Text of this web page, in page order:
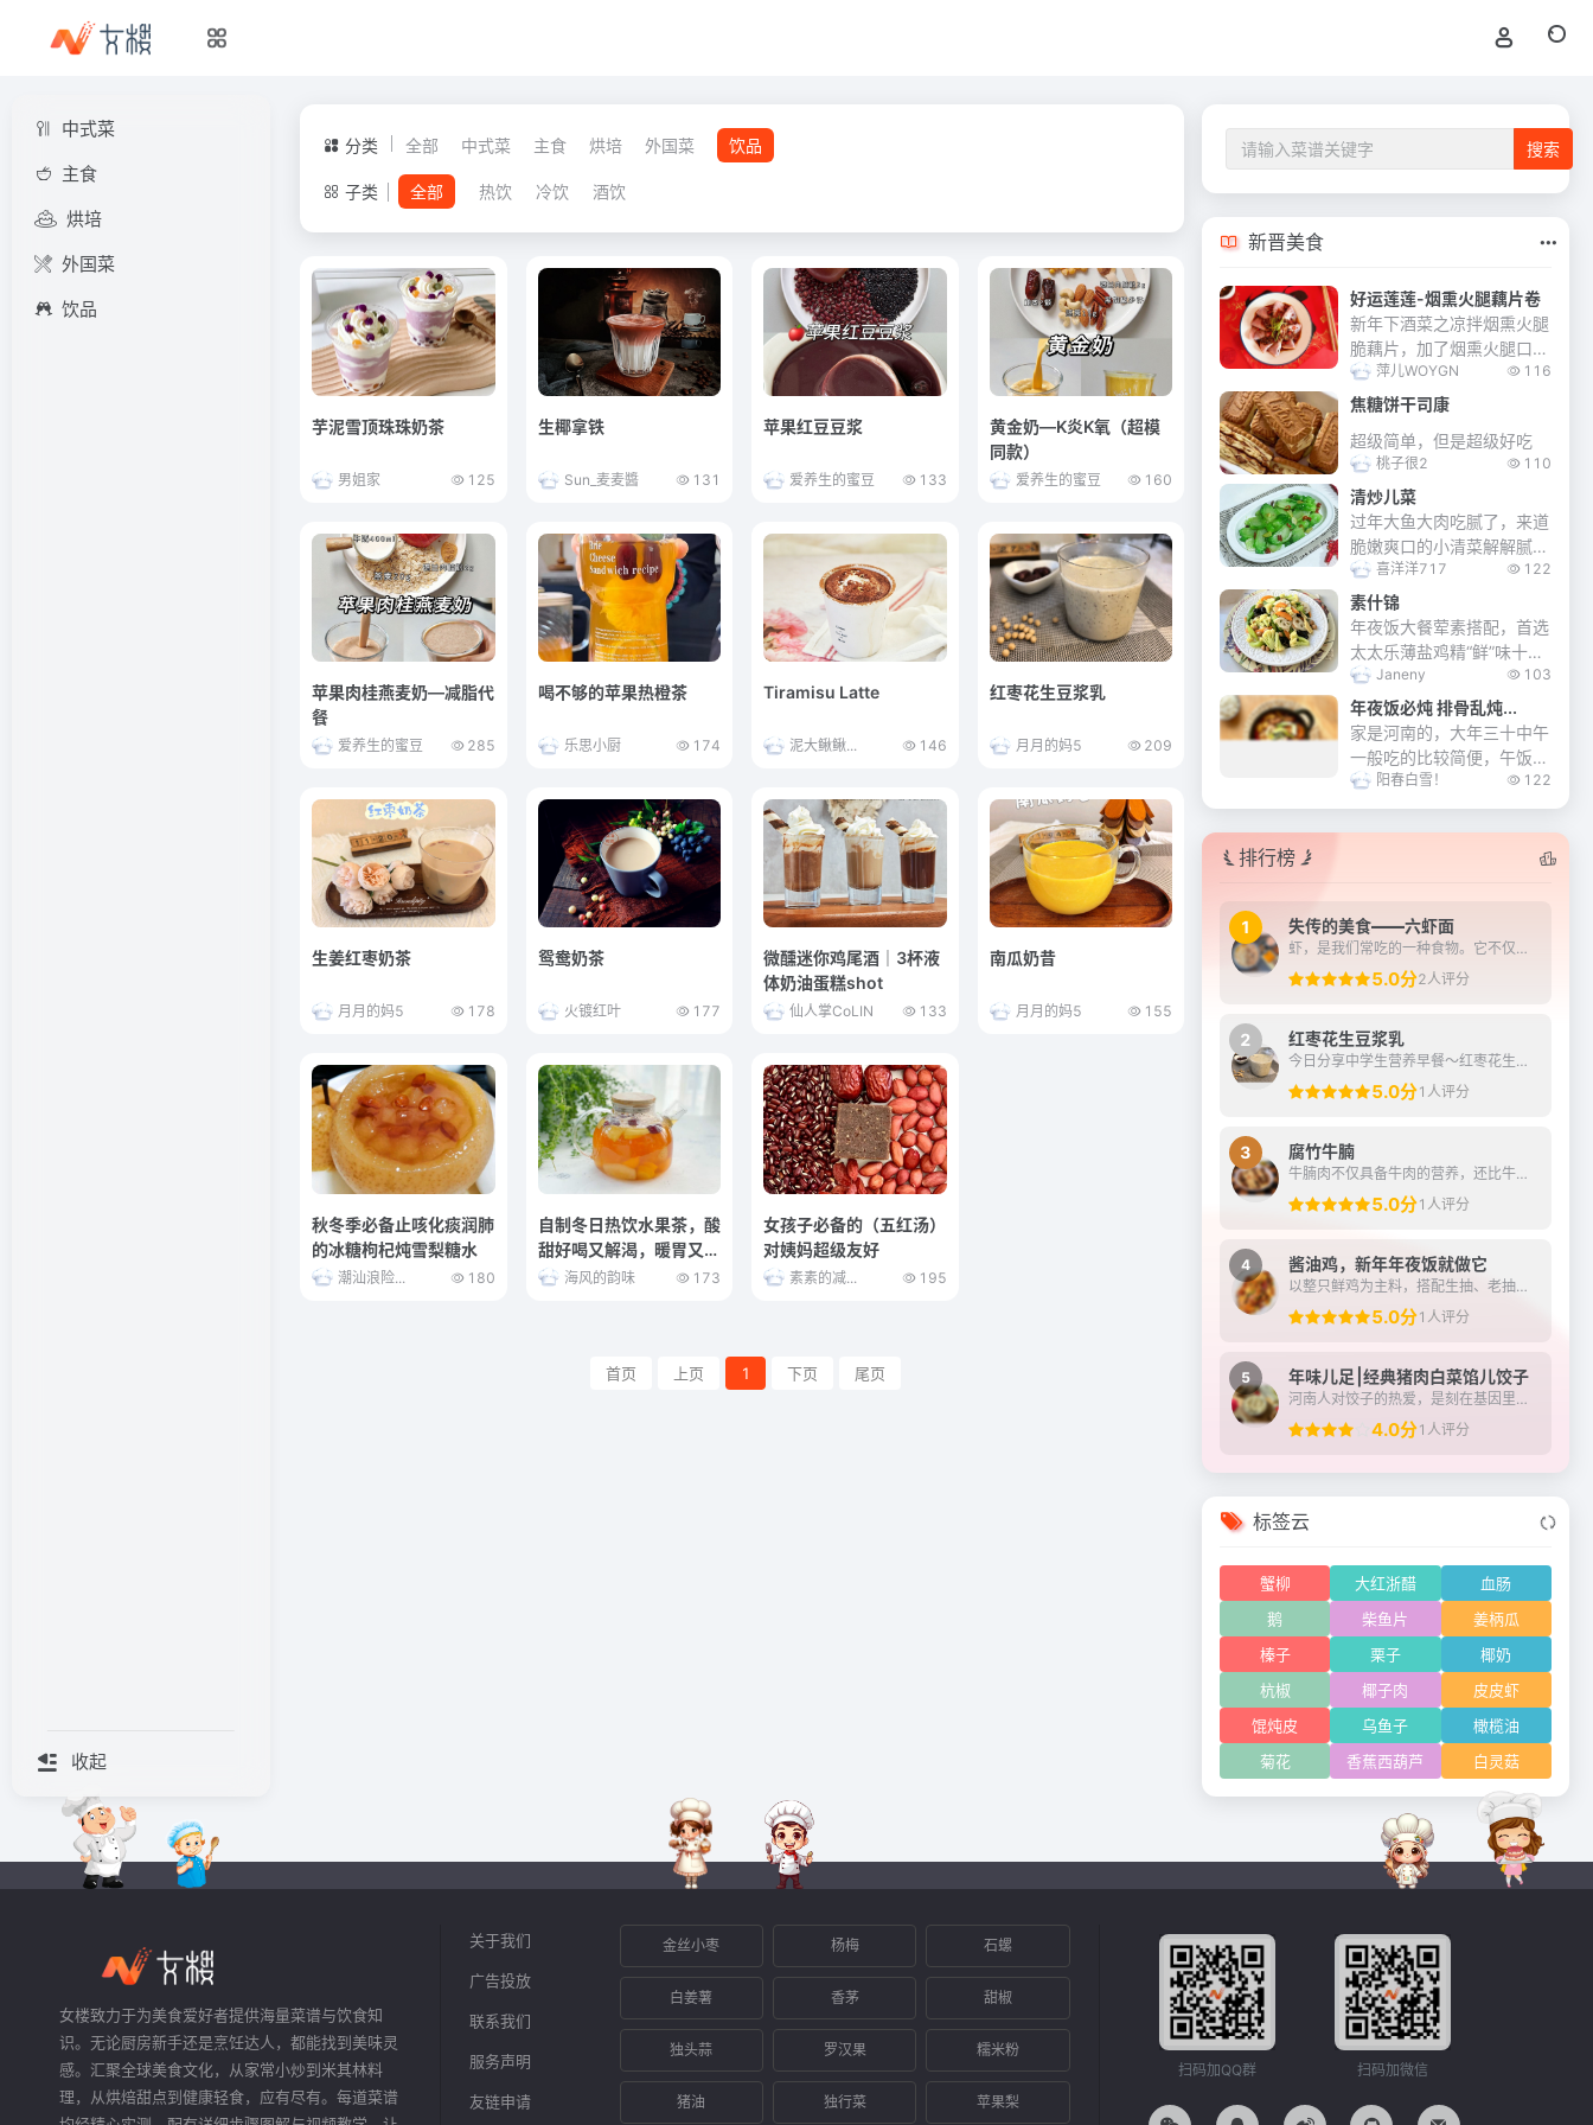
中式菜
主食
烘培
外国菜
饮品
收起
分类 全部 中式菜 主食 烘培 外国菜 饮品
子类 全部 热饮 冷饮 酒饮
芋泥雪顶珠珠奶茶
男姐家 125
生椰拿铁
Sun_麦麦醬 131
苹果红豆豆浆
爱养生的蜜豆 133
黄金奶—K炎K氧（超模
同款）
爱养生的蜜豆 160
苹果肉桂燕麦奶—减脂代
餐
爱养生的蜜豆 285
喝不够的苹果热橙茶
乐思小厨 174
Tiramisu Latte
泥大鳅鳅... 146
红枣花生豆浆乳
月月的妈5 209
生姜红枣奶茶
月月的妈5 178
鸳鸯奶茶
火镀红叶 177
微醺迷你鸡尾酒｜3杯液
体奶油蛋糕shot
仙人掌CoLIN 133
南瓜奶昔
月月的妈5 155
秋冬季必备止咳化痰润肺
的冰糖枸杞炖雪梨糖水
潮汕浪险... 180
自制冬日热饮水果茶，酸
甜好喝又解渴，暖胃又健
康
海风的韵味 173
女孩子必备的（五红汤）
对姨妈超级友好
素素的减... 195
首页 上页 1 下页 尾页
新晋美食
好运莲莲-烟熏火腿藕片卷
新年下酒菜之凉拌烟熏火腿
脆藕片，加了烟熏火腿口感
更佳丰富。 提前祝大家新
年快乐！好运连连！
萍儿WOYGN 116
焦糖饼干司康
超级简单，但是超级好吃
桃子很2 110
清炒儿菜
过年大鱼大肉吃腻了，来道
脆嫩爽口的小清菜解解腻。
脆而不柴，口感清脆，太美
味了。
喜洋洋717 122
素什锦
年夜饭大餐荤素搭配，首选
太太乐薄盐鸡精“鲜”味十
足。素什锦餐桌必备素菜之
一…素什锦菜非常美味，由
许多不同品种的蔬菜，水沸
川烫至熟。统一在锅里煸炒
一下，烩在一起，加...
Janeny 103
年夜饭必炖 排骨乱炖...
家是河南的，大年三十中午
一般吃的比较简便，午饭后
开始备馅包饺子，热凉菜等
年夜饭，我们家喜欢三十的
中午炖一锅菜，有肉有素，
咕嘟咕嘟一大锅，配上大米
阳春白雪！ 122
排行榜
1 失传的美食——六虾面
虾，是我们常吃的一种食物。它不仅肉质鲜美，而且富含多种营养物质，对人体健康十分有益。正因为这样，诞生了许多虾类的美食。在《苏州往事》中记载了一道美味但又制作过程复...
5.0分2人评分
2 红枣花生豆浆乳
今日分享中学生营养早餐～红枣花生豆浆乳搭配炼奶蘸油条，有雀巢鹰唛炼奶加持，早餐的浓香与酥脆瞬间升华！
5.0分1人评分
3 腐竹牛腩
牛腩肉不仅具备牛肉的营养，还比牛肉的口感更好，牛腩的筋膜多，炖煮之后更容易吸收汤汁的香味，跟腐竹组合相得益彰，互相补充，腐竹中也可以充分吸饱牛腩的汤汁，多吃不仅能...
5.0分1人评分
4 酱油鸡，新年年夜饭就做它
以整只鲜鸡为主料，搭配生抽、老抽、冰糖及姜葱等调料制成。
5.0分1人评分
5 年味儿足⎮经典猪肉白菜馅儿饺子
河南人对饺子的热爱，是刻在基因里的家乡味、团圆的仪式感……平常宴客节气，民俗节日都会包饺子（不只是吃饺子，但是必不可少）大年三十“守岁”吃，初一早晨吃，取“更岁交...
4.0分1人评分
标签云
蟹柳 大红浙醋
血肠
鹅
柴鱼片
姜柄瓜
榛子
栗子
椰奶
杭椒
椰子肉
皮皮虾
馄炖皮
乌鱼子
橄榄油
菊花
香蕉西葫芦 白灵菇
女楼致力于为美食爱好者提供海量菜谱与饮食知
识。无论厨房新手还是烹饪达人，都能找到美味灵
感。汇聚全球美食文化，从家常小炒到米其林料
理，从烘焙甜点到健康轻食，应有尽有。每道菜谱
关于我们
广告投放
联系我们
服务声明
友链申请
金丝小枣 杨梅 石螺
白姜薯 香茅 甜椒
独头蒜 罗汉果 糯米粉
猪油 独行菜 苹果梨
扫码加QQ群 扫码加微信